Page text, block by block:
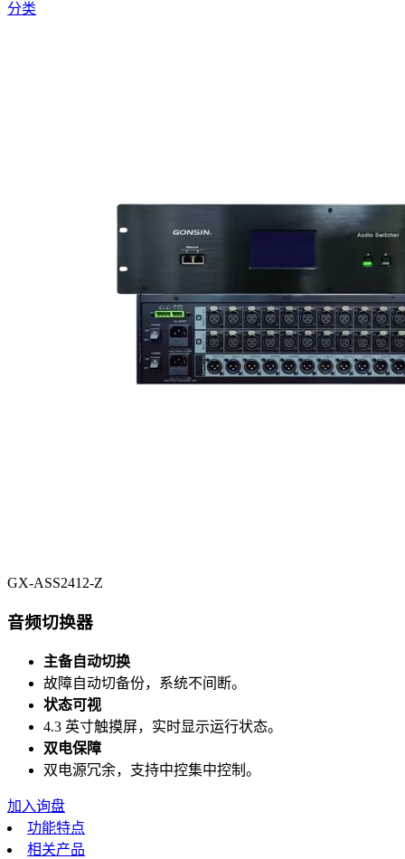
分类
GX-ASS2412-Z
音频切换器
主备自动切换
故障自动切备份，系统不间断。
状态可视
4.3 英寸触摸屏，实时显示运行状态。
双电保障
双电源冗余，支持中控集中控制。
加入询盘
功能特点
相关产品